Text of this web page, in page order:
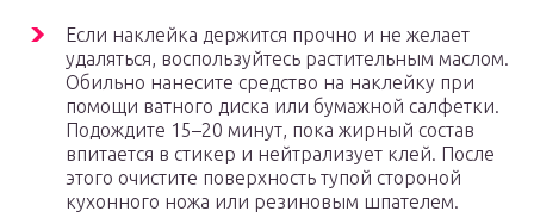
Если наклейка держится прочно и не желает
удаляться, воспользуйтесь растительным маслом.
Обильно нанесите средство на наклейку при
помощи ватного диска или бумажной салфетки.
Подождите 15–20 минут, пока жирный состав
впитается в стикер и нейтрализует клей. После
этого очистите поверхность тупой стороной
кухонного ножа или резиновым шпателем.